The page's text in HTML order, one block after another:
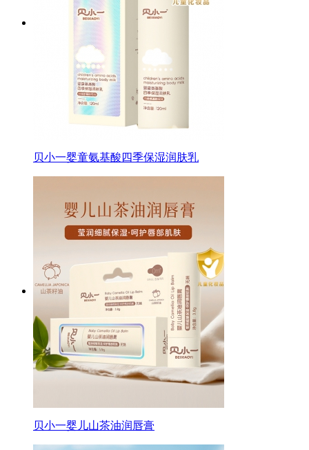
贝小一婴童氨基酸四季保湿润肤乳
贝小一婴儿山茶油润唇膏